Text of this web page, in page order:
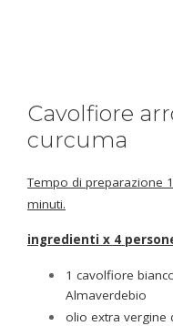
Cavolfiore
curcuma
Tempo di preparazione
minuti.
ingredienti x 4
1 cavolfiore
Almaverdebio
olio extra vergine